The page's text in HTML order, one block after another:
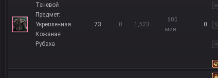
Теневой
Предмет:
Укрепленная
Кожаная
Рубаха
73 0 1,523
600
мин.
0